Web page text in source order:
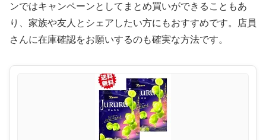
ンではキャンペーンとしてまとめ買いができることもあ
り、家族や友人とシェアしたい方にもおすすめです。店員
さんに在庫確認をお願いするのも確実な方法です。